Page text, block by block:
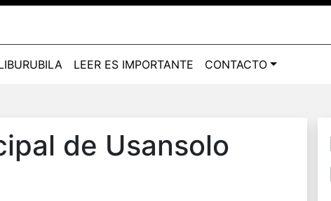
LEER ES IMPORTANTE CONTACTO
de Usansolo